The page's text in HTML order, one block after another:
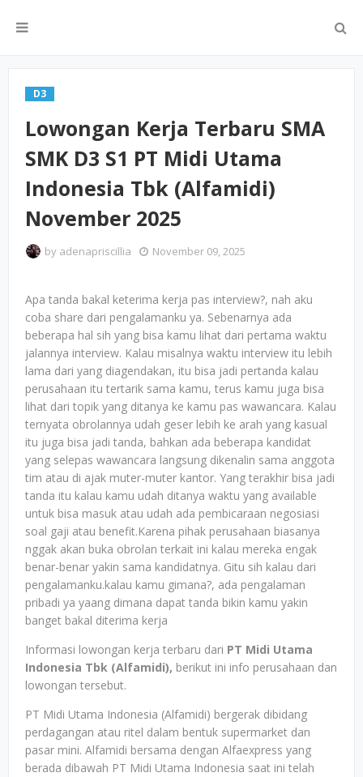
D3
Lowongan Kerja Terbaru SMA
SMK D3 S1 PT Midi Utama
Indonesia Tbk (Alfamidi)
November 2025
by adenapriscillia November 09, 2025
Apa tanda bakal keterima kerja pas interview?, nah aku
coba share dari pengalamanku ya. Sebenarnya ada
beberapa hal sih yang bisa kamu lihat dari pertama waktu
jalannya interview. Kalau misalnya waktu interview itu lebih
lama dari yang diagendakan, itu bisa jadi pertanda kalau
perusahaan itu tertarik sama kamu, terus kamu juga bisa
lihat dari topik yang ditanya ke kamu pas wawancara. Kalau
ternyata obrolannya udah geser lebih ke arah yang kasual
itu juga bisa jadi tanda, bahkan ada beberapa kandidat
yang selepas wawancara langsung dikenalin sama anggota
tim atau di ajak muter-muter kantor. Yang terakhir bisa jadi
tanda itu kalau kamu udah ditanya waktu yang available
untuk bisa masuk atau udah ada pembicaraan negosiasi
soal gaji atau benefit.Karena pihak perusahaan biasanya
nggak akan buka obrolan terkait ini kalau mereka engak
benar-benar yakin sama kandidatnya. Gitu sih kalau dari
pengalamanku.kalau kamu gimana?, ada pengalaman
pribadi ya yaang dimana dapat tanda bikin kamu yakin
banget bakal diterima kerja
Informasi lowongan kerja terbaru dari PT Midi Utama
Indonesia Tbk (Alfamidi), berikut ini info perusahaan dan
lowongan tersebut.
PT Midi Utama Indonesia (Alfamidi) bergerak dibidang
perdagangan atau ritel dalam bentuk supermarket dan
pasar mini. Alfamidi bersama dengan Alfaexpress yang
berada dibawah PT Midi Utama Indonesia saat ini telah